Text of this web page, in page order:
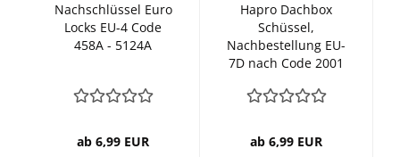
Nachschlüssel Euro
Locks EU-4 Code
458A - 5124A
ab 6,99 EUR
Hapro Dachbox
Schüssel,
Nachbestellung EU-
7D nach Code 2001
ab 6,99 EUR